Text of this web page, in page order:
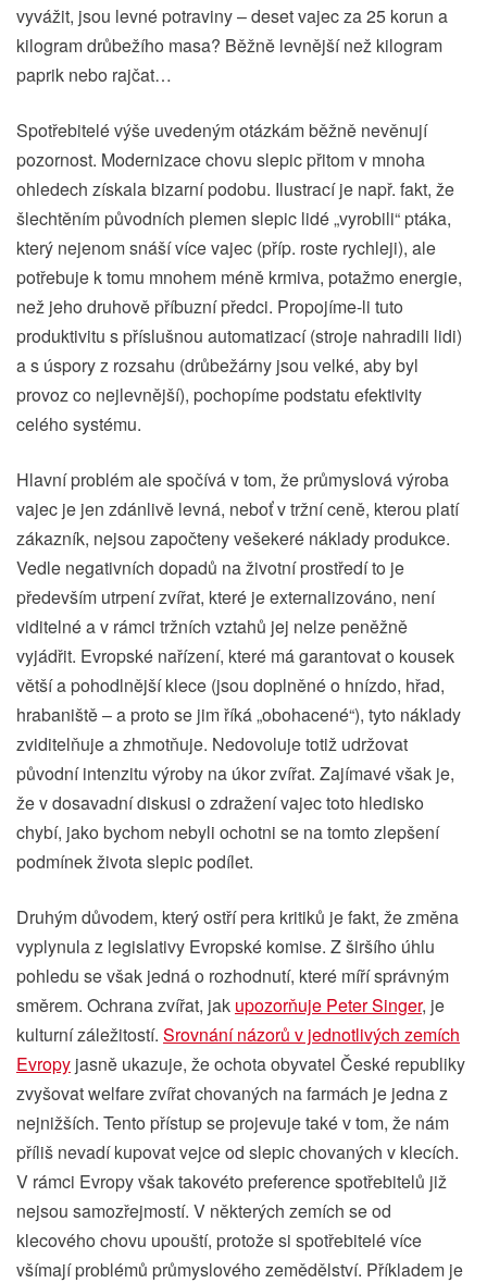
vyvážit, jsou levné potraviny – deset vajec za 25 korun a
kilogram drůbežího masa? Běžně levnější než kilogram
paprik nebo rajčat…
Spotřebitelé výše uvedeným otázkám běžně nevěnují
pozornost. Modernizace chovu slepic přitom v mnoha
ohledech získala bizarní podobu. Ilustrací je např. fakt, že
šlechtěním původních plemen slepic lidé „vyrobili“ ptáka,
který nejenom snáší více vajec (příp. roste rychleji), ale
potřebuje k tomu mnohem méně krmiva, potažmo energie,
než jeho druhově příbuzní předci. Propojíme-li tuto
produktivitu s příslušnou automatizací (stroje nahradili lidi)
a s úspory z rozsahu (drůbežárny jsou velké, aby byl
provoz co nejlevnější), pochopíme podstatu efektivity
celého systému.
Hlavní problém ale spočívá v tom, že průmyslová výroba
vajec je jen zdánlivě levná, neboť v tržní ceně, kterou platí
zákazník, nejsou započteny vešekeré náklady produkce.
Vedle negativních dopadů na životní prostředí to je
především utrpení zvířat, které je externalizováno, není
viditelné a v rámci tržních vztahů jej nelze peněžně
vyjádřit. Evropské nařízení, které má garantovat o kousek
větší a pohodlnější klece (jsou doplněné o hnízdo, hřad,
hrabaniště – a proto se jim říká „obohacené“), tyto náklady
zviditelňuje a zhmotňuje. Nedovoluje totiž udržovat
původní intenzitu výroby na úkor zvířat. Zajímavé však je,
že v dosavadní diskusi o zdražení vajec toto hledisko
chybí, jako bychom nebyli ochotni se na tomto zlepšení
podmínek života slepic podílet.
Druhým důvodem, který ostří pera kritiků je fakt, že změna
vyplynula z legislativy Evropské komise. Z širšího úhlu
pohledu se však jedná o rozhodnutí, které míří správným
směrem. Ochrana zvířat, jak upozorňuje Peter Singer, je
kulturní záležitostí. Srovnání názorů v jednotlivých zemích
Evropy jasně ukazuje, že ochota obyvatel České republiky
zvyšovat welfare zvířat chovaných na farmách je jedna z
nejnižších. Tento přístup se projevuje také v tom, že nám
příliš nevadí kupovat vejce od slepic chovaných v klecích.
V rámci Evropy však takovéto preference spotřebitelů již
nejsou samozřejmostí. V některých zemích se od
klecového chovu upouští, protože si spotřebitelé více
všímají problémů průmyslového zemědělství. Příkladem je